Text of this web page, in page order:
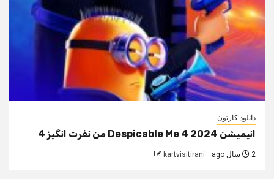
دانلود کارتون
انیمیشن Despicable Me 4 2024 من نفرت انگیز 4
2 سال ago kartvisitirani